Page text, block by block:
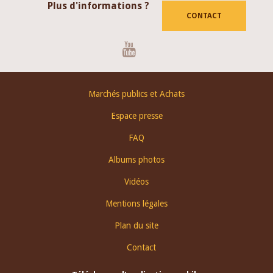
Plus d'informations ?
CONTACT
Marchés publics et Achats
Espace presse
FAQ
Albums photos
Vidéos
Mentions légales
Plan du site
Contact